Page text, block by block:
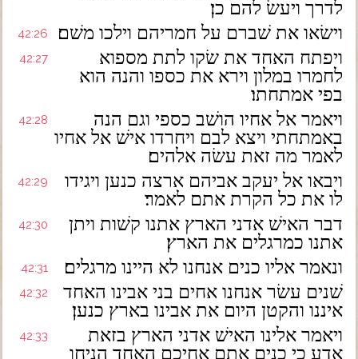
לדרך ויעשׂ להם כן׃
42:26 וישׂאו את שׁברם על חמריהם וילכו משׁם׃
42:27
ויפתח האחד את שׂקו לתת מספוא
לחמרו במלון וירא את כספו והנה הוא
בפי אמתחתו׃
42:28
ויאמר אל אחיו הושׁב כספי וגם הנה
באמתחתי ויצא לבם ויחרדו אישׁ אל אחיו
לאמר מה זאת עשׂה אלהים׃
42:29
ויבאו אל יעקב אביהם ארצה כנען ויגידו
לו את כל הקרת אתם לאמר׃
42:30
דבר האישׁ אדני הארץ אתנו קשׁות ויתן
אתנו כמרגלים את הארץ׃
42:31 ונאמר אליו כנים אנחנו לא היינו מרגלים׃
42:32
שׁנים עשׂר אנחנו אחים בני אבינו האחד
איננו והקטן היום את אבינו בארץ כנען׃
42:33
ויאמר אלינו האישׁ אדני הארץ בזאת
אדע כי כנים אתם אחיכם האחד הניחו